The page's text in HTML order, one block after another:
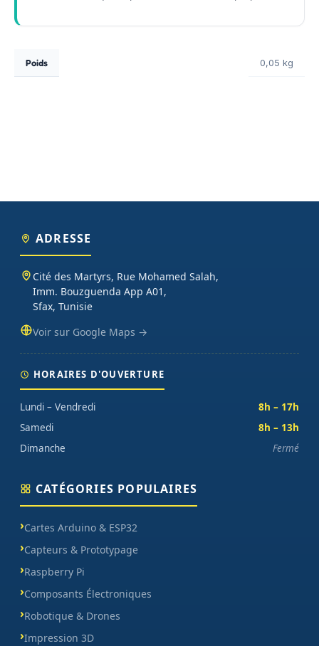
Poids 0,05 kg
ADRESSE
Cité des Martyrs, Rue Mohamed Salah,
Imm. Bouzguenda App A01,
Sfax, Tunisie
Voir sur Google Maps →
HORAIRES D'OUVERTURE
Lundi – Vendredi
8h – 17h
Samedi
8h – 13h
Dimanche
Fermé
CATÉGORIES POPULAIRES
Cartes Arduino & ESP32
Capteurs & Prototypage
Raspberry Pi
Composants Électroniques
Robotique & Drones
Impression 3D